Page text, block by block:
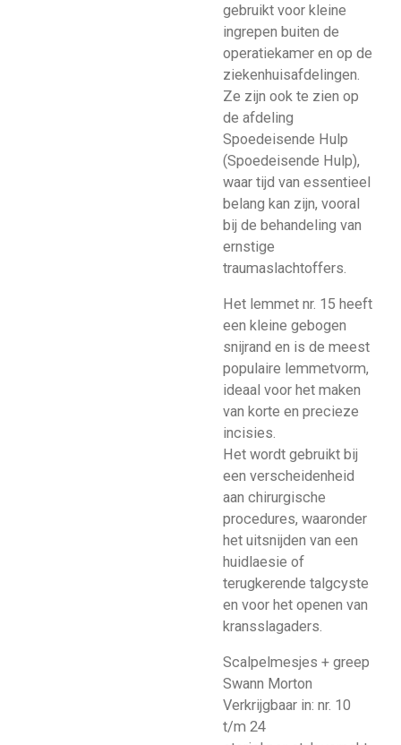
gebruikt voor kleine
ingrepen buiten de
operatiekamer en op de
ziekenhuisafdelingen.
Ze zijn ook te zien op
de afdeling
Spoedeisende Hulp
(Spoedeisende Hulp),
waar tijd van essentieel
belang kan zijn, vooral
bij de behandeling van
ernstige
traumaslachtoffers.
Het lemmet nr. 15 heeft
een kleine gebogen
snijrand en is de meest
populaire lemmetvorm,
ideaal voor het maken
van korte en precieze
incisies.
Het wordt gebruikt bij
een verscheidenheid
aan chirurgische
procedures, waaronder
het uitsnijden van een
huidlaesie of
terugkerende talgcyste
en voor het openen van
kransslagaders.
Scalpelmesjes + greep
Swann Morton
Verkrijgbaar in: nr. 10
t/m 24